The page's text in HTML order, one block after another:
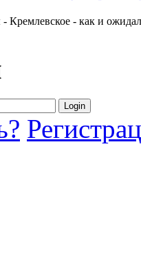
- как и